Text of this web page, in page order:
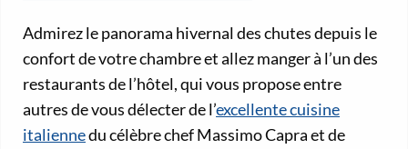
Admirez le panorama hivernal des chutes depuis le
confort de votre chambre et allez manger à l’un des
restaurants de l’hôtel, qui vous propose entre
autres de vous délecter de l’excellente cuisine
italiennedu célèbre chef Massimo Capra et de